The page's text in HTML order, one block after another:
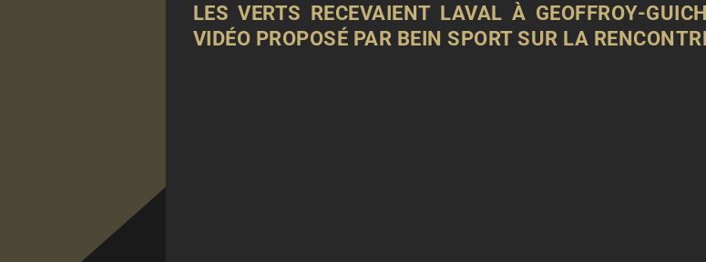
LESVERTS RECEVAIENT LAVAL À GEOFFROY-
VIDÉO PROPOSÉ PAR BEIN SPORT SUR LA